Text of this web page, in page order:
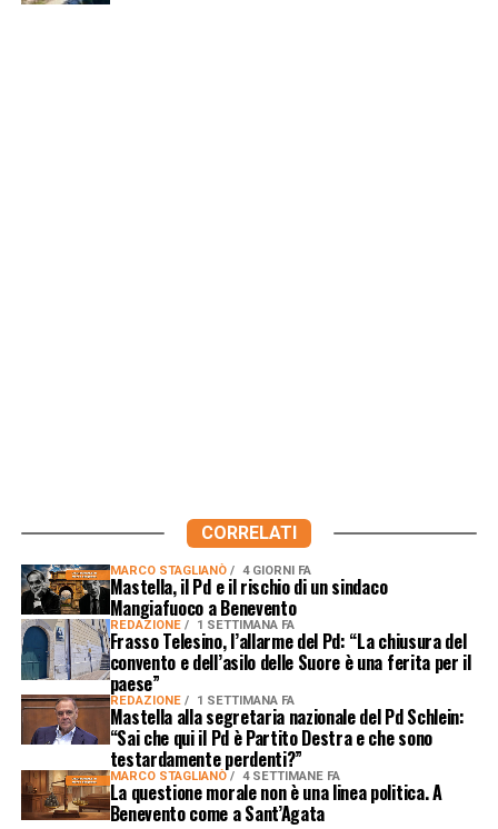
CORRELATI
MARCO STAGLIANÒ 4 GIORNI FA
Mastella, il Pd e il rischio di un sindaco
Mangiafuoco a Benevento
REDAZIONE 1 SETTIMANA FA
Frasso Telesino, l’allarme del Pd: “La chiusura del
convento e dell’asilo delle Suore è una ferita per il
paese”
REDAZIONE 1 SETTIMANA FA
Mastella alla segretaria nazionale del Pd Schlein:
“Sai che qui il Pd è Partito Destra e che sono
testardamente perdenti?”
MARCO STAGLIANÒ 4 SETTIMANE FA
La questione morale non è una linea politica. A
Benevento come a Sant’Agata